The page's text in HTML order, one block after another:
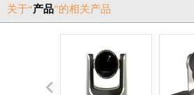
关于“产品”的相关产品